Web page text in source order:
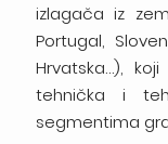
izlagača iz
Portugal,
Hrvatska…),
tehnička i
segmentima